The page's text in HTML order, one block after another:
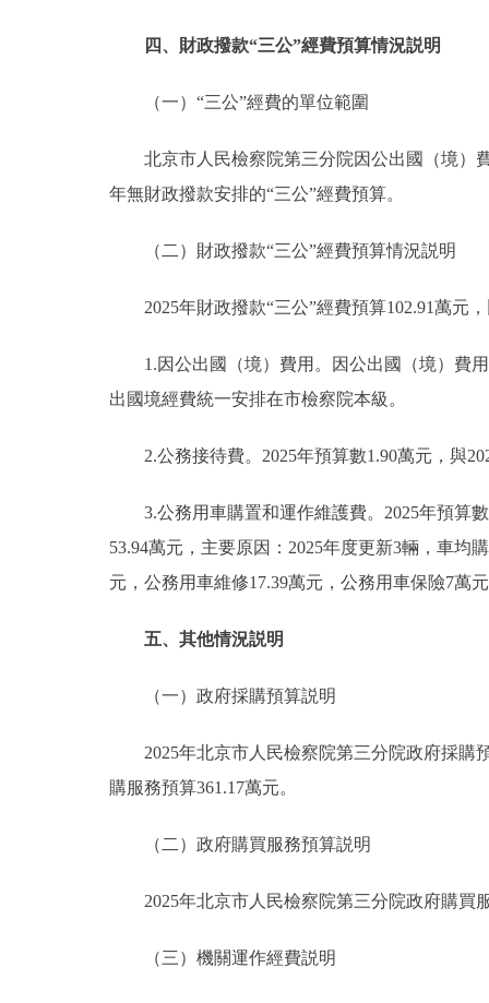
四、財政撥款“三公”經費預算情況説明
（一）“三公”經費的單位範圍
北京市人民檢察院第三分院因公出國（境）費
年無財政撥款安排的“三公”經費預算。
（二）財政撥款“三公”經費預算情況説明
2025年財政撥款“三公”經費預算102.91萬元，
1.因公出國（境）費用。因公出國（境）費用
出國境經費統一安排在市檢察院本級。
2.公務接待費。2025年預算數1.90萬元，與
3.公務用車購置和運作維護費。2025年預算數
53.94萬元，主要原因：2025年度更新3輛，車均
元，公務用車維修17.39萬元，公務用車保險7萬
五、其他情況説明
（一）政府採購預算説明
2025年北京市人民檢察院第三分院政府採購預
購服務預算361.17萬元。
（二）政府購買服務預算説明
2025年北京市人民檢察院第三分院政府購買
（三）機關運作經費説明